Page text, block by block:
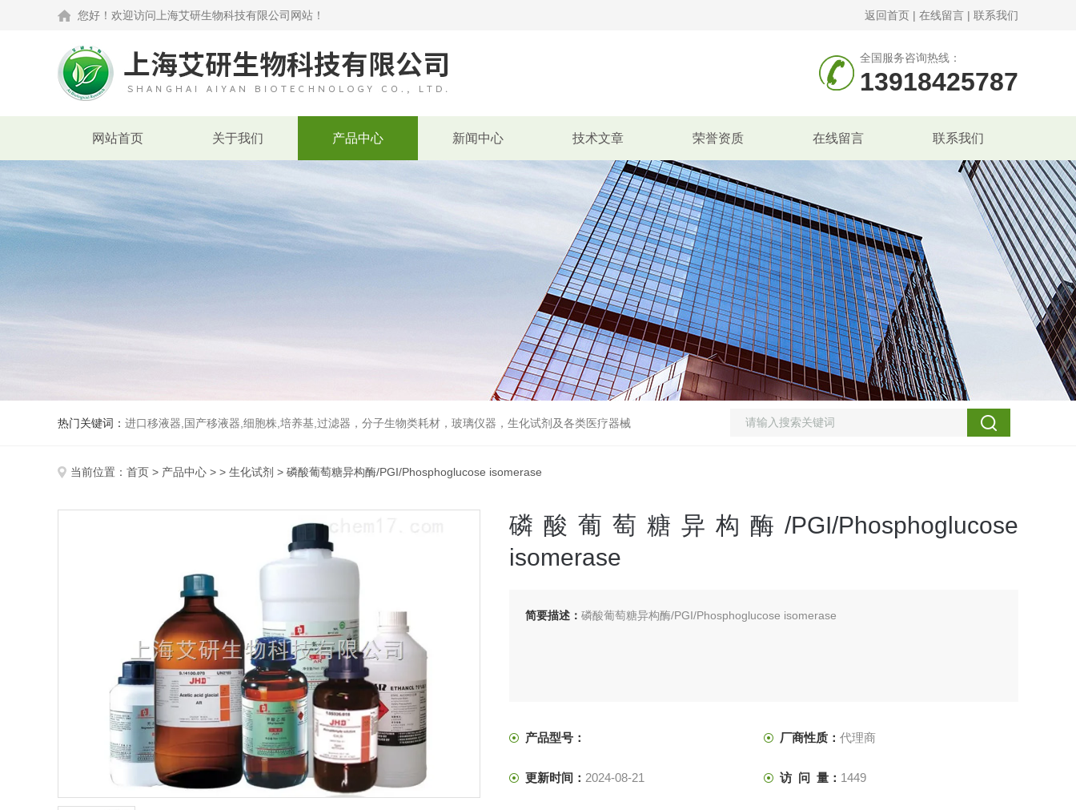
您好！欢迎访问上海艾研生物科技有限公司网站！ 返回首页 | 在线留言 | 联系我们
全国服务咨询热线：
13918425787
网站首页 关于我们 产品中心 新闻中心 技术文章 荣誉资质 在线留言 联系我们
热门关键词： 进口移液器,国产移液器,细胞株,培养基,过滤器，分子生物类耗材，玻璃仪器，生化试剂及各类医疗器械
当前位置： 首页 > 产品中心 > > 生化试剂 > 磷酸葡萄糖异构酶/PGI/Phosphoglucose isomerase
磷酸葡萄糖异构酶/PGI/Phosphoglucose
isomerase
简要描述： 磷酸葡萄糖异构酶/PGI/Phosphoglucose isomerase
产品型号： 厂商性质： 代理商
更新时间： 2024-08-21 访 问 量： 1449